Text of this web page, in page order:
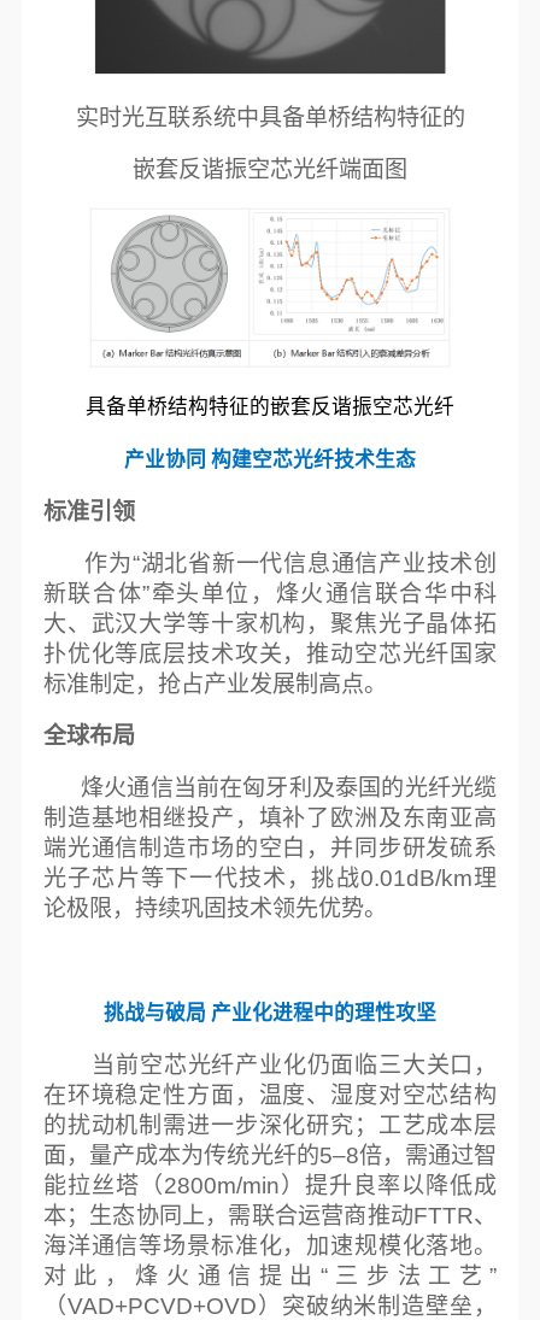
实时光互联系统中具备单桥结构特征的
嵌套反谐振空芯光纤端面图
具备单桥结构特征的嵌套反谐振空芯光纤
产业协同 构建空芯光纤技术生态
标准引领
作为“湖北省新一代信息通信产业技术创
新联合体”牵头单位，烽火通信联合华中科
大、武汉大学等十家机构，聚焦光子晶体拓
扑优化等底层技术攻关，推动空芯光纤国家
标准制定，抢占产业发展制高点。
全球布局
烽火通信当前在匈牙利及泰国的光纤光缆
制造基地相继投产，填补了欧洲及东南亚高
端光通信制造市场的空白，并同步研发硫系
光子芯片等下一代技术，挑战0.01dB/km理
论极限，持续巩固技术领先优势。
挑战与破局 产业化进程中的理性攻坚
当前空芯光纤产业化仍面临三大关口，
在环境稳定性方面，温度、湿度对空芯结构
的扰动机制需进一步深化研究；工艺成本层
面，量产成本为传统光纤的5–8倍，需通过智
能拉丝塔（2800m/min）提升良率以降低成
本；生态协同上，需联合运营商推动FTTR、
海洋通信等场景标准化，加速规模化落地。
对此，烽火通信提出“三步法工艺”
（VAD+PCVD+OVD）突破纳米制造壁垒，